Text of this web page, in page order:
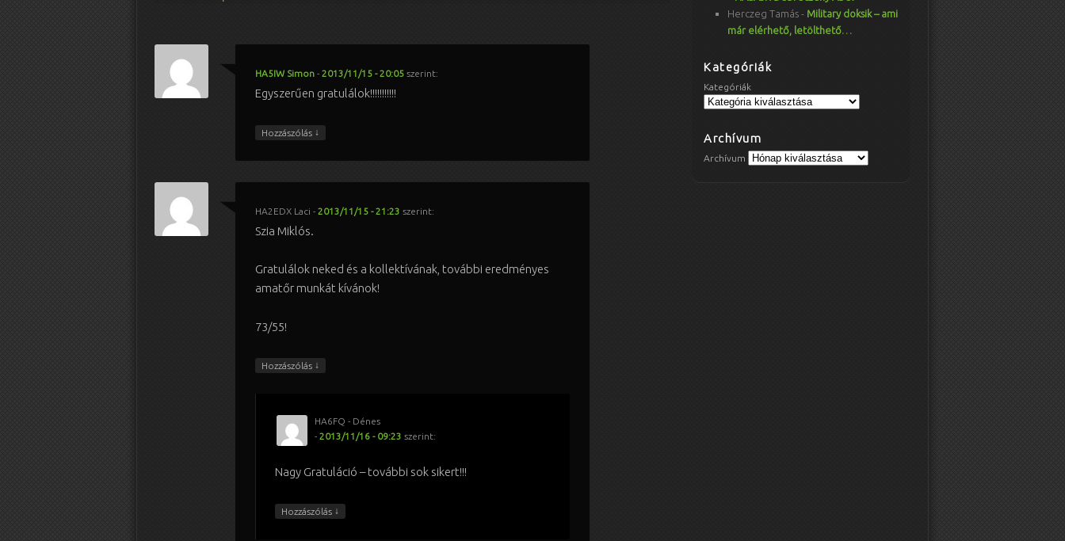
HA5IW Simon- 2013/11/15 - 20:05 szerint:
Egyszerűen gratulálok!!!!!!!!!!!
Hozzászólás ↓
HA2EDX Laci - 2013/11/15 - 21:23 szerint:
Szia Miklós.
Gratulálok neked és a kollektívának, további eredményes
amatőr munkát kívánok!
73/55!
Hozzászólás ↓
HA6FQ - Dénes
- 2013/11/16 - 09:23 szerint:
Nagy Gratuláció – további sok sikert!!!
Hozzászólás ↓
Herczeg Tamás - Military doksik – ami
már elérhető, letölthető…
Kategóriák
Kategóriák
Archívum
Archívum